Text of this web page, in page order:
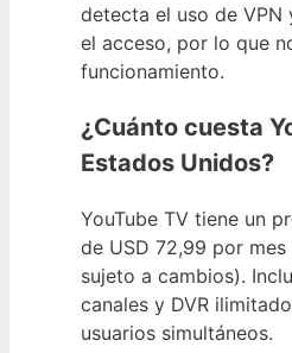
detecta el uso de VPN
el acceso, por lo que
funcionamiento.
¿Cuánto cuesta
Estados Unidos?
YouTube TV tiene un
de USD 72,99 por mes
sujeto a cambios).
canales y DVR
usuarios simultáneos.